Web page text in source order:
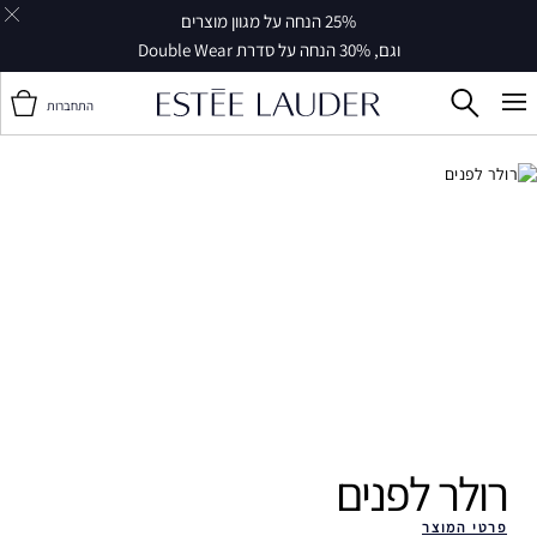
25% הנחה על מגוון מוצרים
וגם, 30% הנחה על סדרת Double Wear
התחברות
רולר לפנים ‎
פרטי המוצר